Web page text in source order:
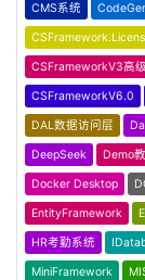
CMS系统
CSFrameworkV3高
CSFrameworkV6.0
DAL数据访问层
DeepSeek Demo
Docker Desktop
EntityFramework
HR考勤系统
MiniFramework